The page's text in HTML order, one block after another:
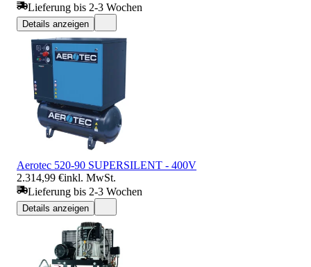
Lieferung bis 2-3 Wochen
Details anzeigen
Aerotec 520-90 SUPERSILENT - 400V
2.314,99 €inkl. MwSt.
Lieferung bis 2-3 Wochen
Details anzeigen